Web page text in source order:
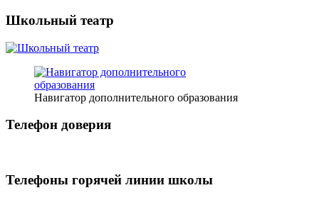
Школьный театр
Навигатор дополнительного образования
Телефон доверия
Телефоны горячей линии школы